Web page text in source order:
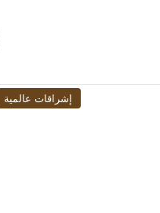
إشراقات عالمية